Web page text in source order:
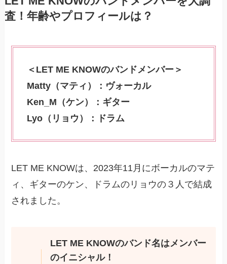
査！年齢やプロフィールは？
＜LET ME KNOWのバンドメンバー＞
Matty（マティ）：ヴォーカル
Ken_M（ケン）：ギター
Lyo（リョウ）：ドラム
LET ME KNOWは、2023年11月にボーカルのマテ
ィ、ギターのケン、ドラムのリョウの３人で結成
されました。
LET ME KNOWのバンド名はメンバー
のイニシャル！